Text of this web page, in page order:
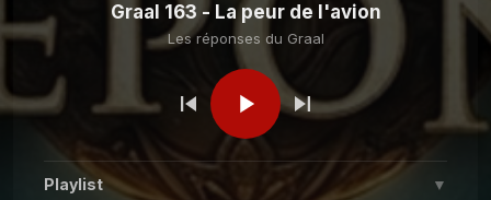
Les réponses du
Graal
Graal 139 - Ma mère préfère
Les réponses du Graal
Graal 163 - La peur de l'avion
Les réponses du Graal
Playlist ▼